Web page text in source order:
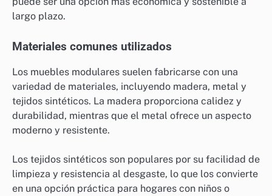
largo plazo.
Materiales comunes utilizados
Los muebles modulares suelen fabricarse con una
variedad de materiales, incluyendo madera, metal y
tejidos sintéticos. La madera proporciona calidez y
durabilidad, mientras que el metal ofrece un aspecto
moderno y resistente.
Los tejidos sintéticos son populares por su facilidad de
limpieza y resistencia al desgaste, lo que los convierte
en una opción práctica para hogares con niños o